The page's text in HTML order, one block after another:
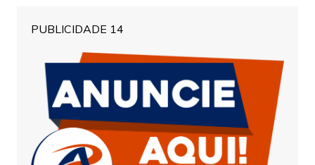
PUBLICIDADE 14